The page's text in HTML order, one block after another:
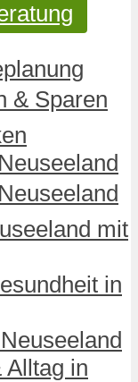
& Sparen
mit
in
Alltag in